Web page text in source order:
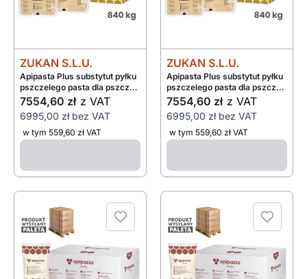
ZUKAN S.L.U.
Apipasta Plus substytut pyłku
pszczelego pasta dla pszczół
28x0,5kg - paleta 840kg
7554,60 zł z VAT
6995,00 zł bez VAT
w tym 559,60 zł VAT
ZUKAN S.L.U.
Apipasta Plus substytut pyłku
pszczelego pasta dla pszczół
14x1kg - paleta 840kg
7554,60 zł z VAT
6995,00 zł bez VAT
w tym 559,60 zł VAT